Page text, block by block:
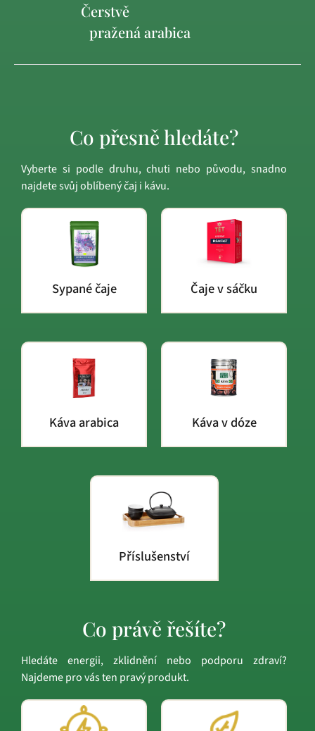
Čerstvě
pražená arabica
Co přesně hledáte?
Vyberte si podle druhu, chuti nebo původu, snadno
najdete svůj oblíbený čaj i kávu.
Sypané čaje Čaje v sáčku
Káva arabica Káva v dóze
Příslušenství
Co právě řešíte?
Hledáte energii, zklidnění nebo podporu zdraví?
Najdeme pro vás ten pravý produkt.